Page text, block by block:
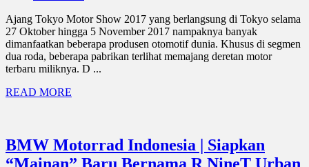
Ajang Tokyo Motor Show 2017 yang berlangsung di Tokyo selama
27 Oktober hingga 5 November 2017 nampaknya banyak
dimanfaatkan beberapa produsen otomotif dunia. Khusus di segmen
dua roda, beberapa pabrikan terlihat memajang deretan motor
terbaru miliknya. D ...
READ MORE
BMW Motorrad Indonesia | Siapkan
“Mainan” Baru Bernama R NineT Urban